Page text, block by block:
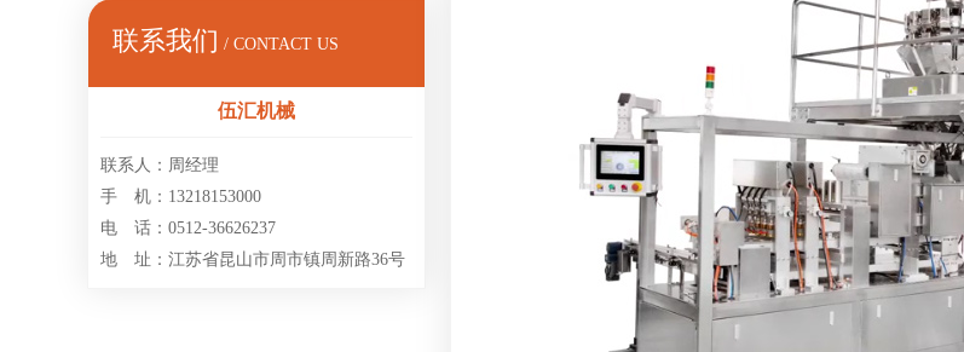
联系我们 / CONTACT US
伍汇机械
联系人：周经理
手 机：13218153000
电 话：0512-36626237
地 址：江苏省昆山市周市镇周新路36号